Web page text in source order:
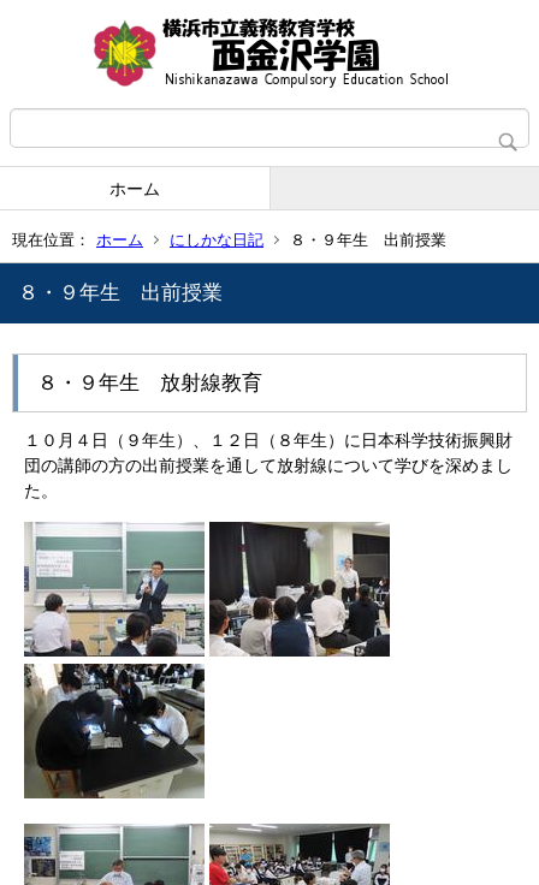
ホーム
現在位置： ホーム にしかな日記 ８・９年生 出前授業
８・９年生 出前授業
８・９年生 放射線教育
１０月４日（９年生）、１２日（８年生）に日本科学技術振興財
団の講師の方の出前授業を通して放射線について学びを深めまし
た。